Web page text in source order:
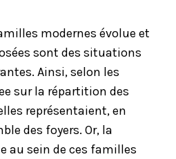
modernes évolue et
sont des situations
Ainsi, selon les
sur la répartition des
représentaient, en
des foyers. Or, la
au sein de ces familles